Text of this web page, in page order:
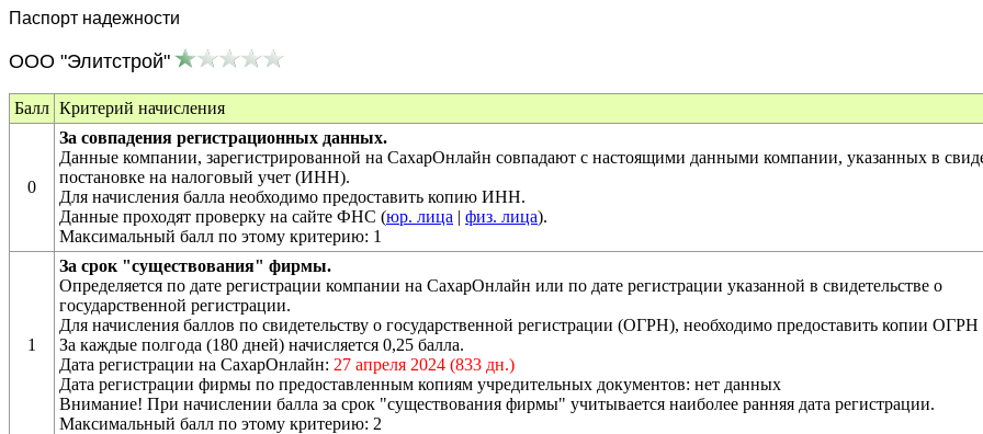
Паспорт надежности
ООО "Элитстрой"
Балл Критерий начисления
0
За совпадения регистрационных данных.
Данные компании, зарегистрированной на СахарОнлайн совпадают с настоящими данными компании, указанных в
постановке на налоговый учет (ИНН).
Для начисления балла необходимо предоставить копию ИНН.
Данные проходят проверку на сайте ФНС (юр. лица | физ. лица).
Максимальный балл по этому критерию: 1
1
За срок "существования" фирмы.
Определяется по дате регистрации компании на СахарОнлайн или по дате регистрации указанной в свидетельстве о
государственной регистрации.
Для начисления баллов по свидетельству о государственной регистрации (ОГРН), необходимо предоставить копии
За каждые полгода (180 дней) начисляется 0,25 балла.
Дата регистрации на СахарОнлайн: 27 апреля 2024 (833 дн.)
Дата регистрации фирмы по предоставленным копиям учредительных документов: нет данных
Внимание! При начислении балла за срок "существования фирмы" учитывается наиболее ранняя дата регистрации.
Максимальный балл по этому критерию: 2